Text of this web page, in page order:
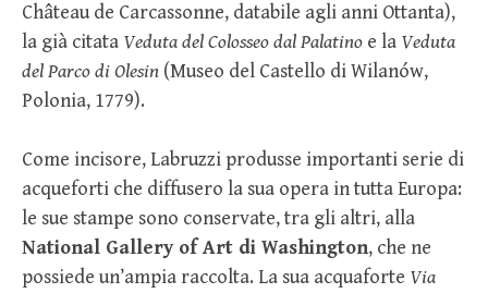
Château de Carcassonne, databile agli anni Ottanta),
la già citata Veduta del Colosseo dal Palatino e la Veduta
del Parco di Olesin (Museo del Castello di Wilanów,
Polonia, 1779).
Come incisore, Labruzzi produsse importanti serie di
acqueforti che diffusero la sua opera in tutta Europa:
le sue stampe sono conservate, tra gli altri, alla
National Gallery of Art di Washington, che ne
possiede un’ampia raccolta. La sua acquaforte Via